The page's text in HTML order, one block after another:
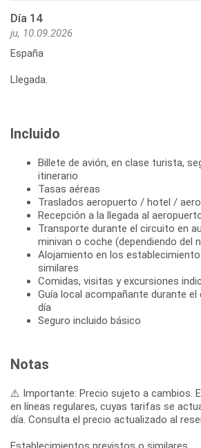
Día 14
ju, 10.09.2026
España
Llegada.
Incluido
Billete de avión, en clase turista,
itinerario
Tasas aéreas
Traslados aeropuerto / hotel /
Recepción a la llegada al
Transporte durante el circuito en
minivan o coche (dependiendo del
Alojamiento en los
similares
Comidas, visitas y excursiones
Guía local acompañante durante el
día
Seguro incluido básico
Notas
⚠️ Importante: Precio sujeto a cambios.
en líneas regulares, cuyas tarifas se
día. Consulta el precio actualizado al